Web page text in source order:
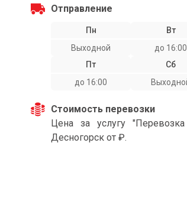
Отправление
Пн
Выходной
Вт
до 16:00
Пт
до 16:00
Сб
Стоимость перевозки
Цена за услугу
Десногорск от ₽.